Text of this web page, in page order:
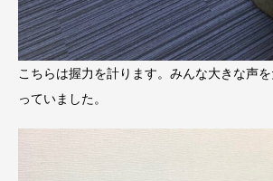
こちらは握力を計ります。みんな大きな声
っていました。